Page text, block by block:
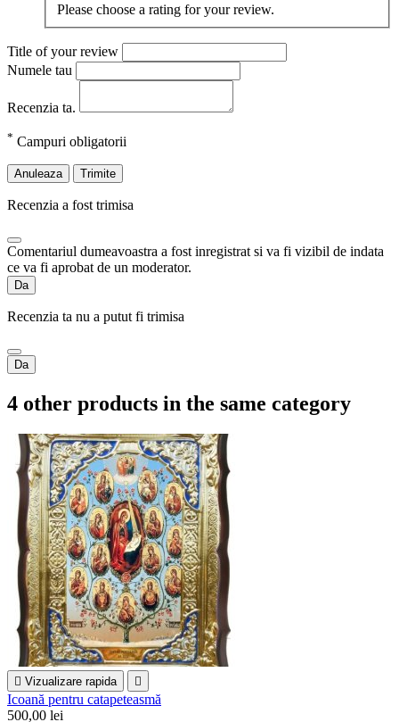
Please choose a rating for your review.
Title of your review
Numele tau
Recenzia ta.
* Campuri obligatorii
Anuleaza Trimite
Recenzia a fost trimisa
Comentariul dumeavoastra a fost inregistrat si va fi vizibil de indata
ce va fi aprobat de un moderator.
Da
Recenzia ta nu a putut fi trimisa
Da
4 other products in the same category
 Vizualizare rapida 
Icoană pentru catapeteasmă
500,00 lei